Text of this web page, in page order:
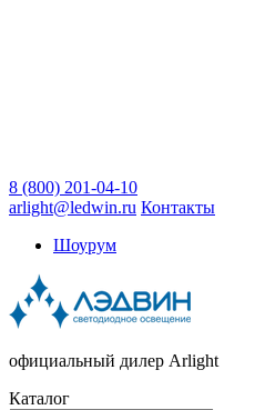
8 (800) 201-04-10
arlight@ledwin.ru Контакты
Шоурум
официальный дилер Arlight
Каталог